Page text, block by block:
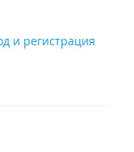
и регистрация